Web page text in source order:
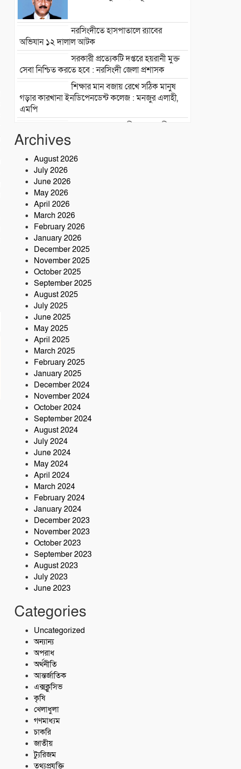
নরসিংদীতে হাসপাতালে র‍্যাবের
অভিযান ১২ দালাল আটক
সরকারী প্রত্যেকটি দপ্তরে হয়রানী মুক্ত
সেবা নিশ্চিত করতে হবে : নরসিংদী জেলা প্রশাসক
শিক্ষার মান বজায় রেখে সঠিক মানুষ
গড়ার কারখানা ইনডিপেনডেন্ট কলেজ : মনজুর এলাহী,
এমপি
মেঘনা গ্রুপের রাক্ষসী থাবা ২ : লীজ
প্রাপ্ত না হয়েই মাটি ভরাট
আমার বন্ধু মহাজাদু জানে…..
সরকারের রাজস্ব ক্ষতির আশঙ্কা
কৃষক ও গ্রামীণ অর্থনীতি বদলে দিতে
পলাশে ‘পার্টনার’ কংগ্রেস অনুষ্ঠিত
Archives
August 2026
July 2026
June 2026
May 2026
April 2026
March 2026
February 2026
January 2026
December 2025
November 2025
October 2025
September 2025
August 2025
July 2025
June 2025
May 2025
April 2025
March 2025
February 2025
January 2025
December 2024
November 2024
October 2024
September 2024
August 2024
July 2024
June 2024
May 2024
April 2024
March 2024
February 2024
January 2024
December 2023
November 2023
October 2023
September 2023
August 2023
July 2023
June 2023
Categories
Uncategorized
অন্যান্য
অপরাধ
অর্থনীতি
আন্তর্জাতিক
এক্সক্লুসিভ
কৃষি
খেলাধুলা
গণমাধ্যম
চাকরি
জাতীয়
ট্যুরিজম
তথ্যপ্রযুক্তি